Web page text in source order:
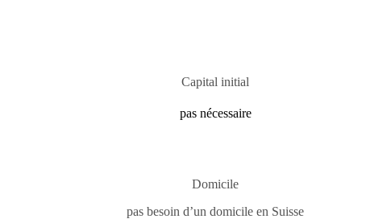
Capital initial
pas nécessaire
Domicile
pas besoin d’un domicile en Suisse